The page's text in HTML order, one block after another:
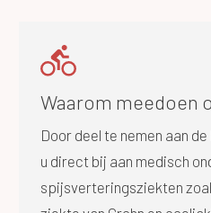
Waarom meedoen
Door deel te nemen aan
u direct bij aan medisch
spijsverteringsziekten